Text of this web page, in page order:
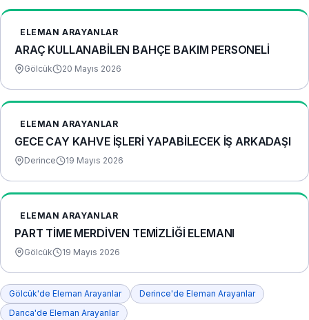
ELEMAN ARAYANLAR
ARAÇ KULLANABİLEN BAHÇE BAKIM PERSONELİ
Gölcük 20 Mayıs 2026
ELEMAN ARAYANLAR
GECE CAY KAHVE İŞLERİ YAPABİLECEK İŞ ARKADAŞI
Derince 19 Mayıs 2026
ELEMAN ARAYANLAR
PART TİME MERDİVEN TEMİZLİĞİ ELEMANI
Gölcük 19 Mayıs 2026
Gölcük'de Eleman Arayanlar
Derince'de Eleman Arayanlar
Darıca'de Eleman Arayanlar